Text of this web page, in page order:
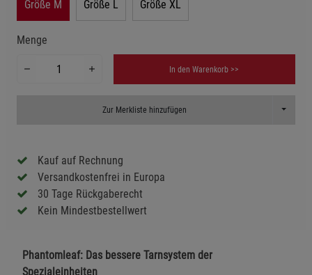
Größe M Größe L Größe XL
Menge
In den Warenkorb >>
Zur Merkliste hinzufügen Toggle
Kauf auf Rechnung
Versandkostenfrei in Europa
30 Tage Rückgaberecht
Kein Mindestbestellwert
Phantomleaf: Das bessere Tarnsystem der
Spezialeinheiten